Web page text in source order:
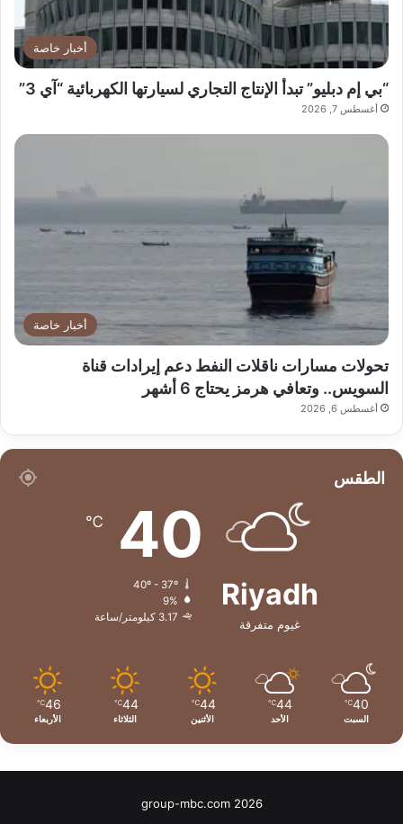
أخبار خاصة
“بي إم دبليو” تبدأ الإنتاج التجاري لسيارتها الكهربائية “آي 3”
أغسطس 7, 2026
أخبار خاصة
تحولات مسارات ناقلات النفط دعم إيرادات قناة
السويس.. وتعافي هرمز يحتاج 6 أشهر
أغسطس 6, 2026
الطقس
Riyadh
غيوم متفرقة
40
℃
40º - 37º
9%
3.17 كيلومتر/ساعة
40
℃
السبت
44
℃
الأحد
44
℃
الأثنين
44
℃
الثلاثاء
46
℃
الأربعاء
group-mbc.com 2026